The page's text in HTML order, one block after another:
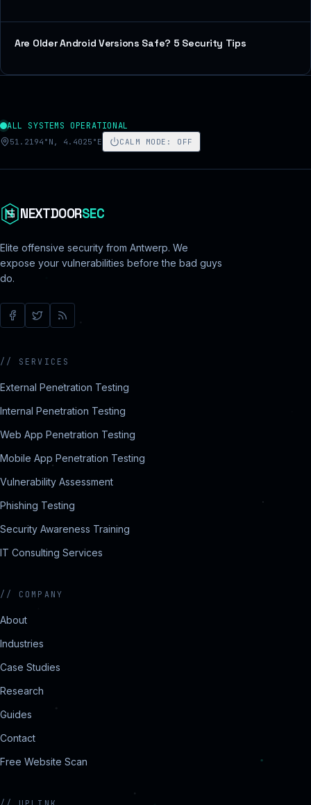
Are Older Android Versions Safe? 5 Security Tips
ALL SYSTEMS OPERATIONAL
51.2194°N, 4.4025°E CALM MODE : OFF
NEXTDOORSEC
Elite offensive security from Antwerp. We
expose your vulnerabilities before the bad guys
do.
// SERVICES
External Penetration Testing
Internal Penetration Testing
Web App Penetration Testing
Mobile App Penetration Testing
Vulnerability Assessment
Phishing Testing
Security Awareness Training
IT Consulting Services
// COMPANY
About
Industries
Case Studies
Research
Guides
Contact
Free Website Scan